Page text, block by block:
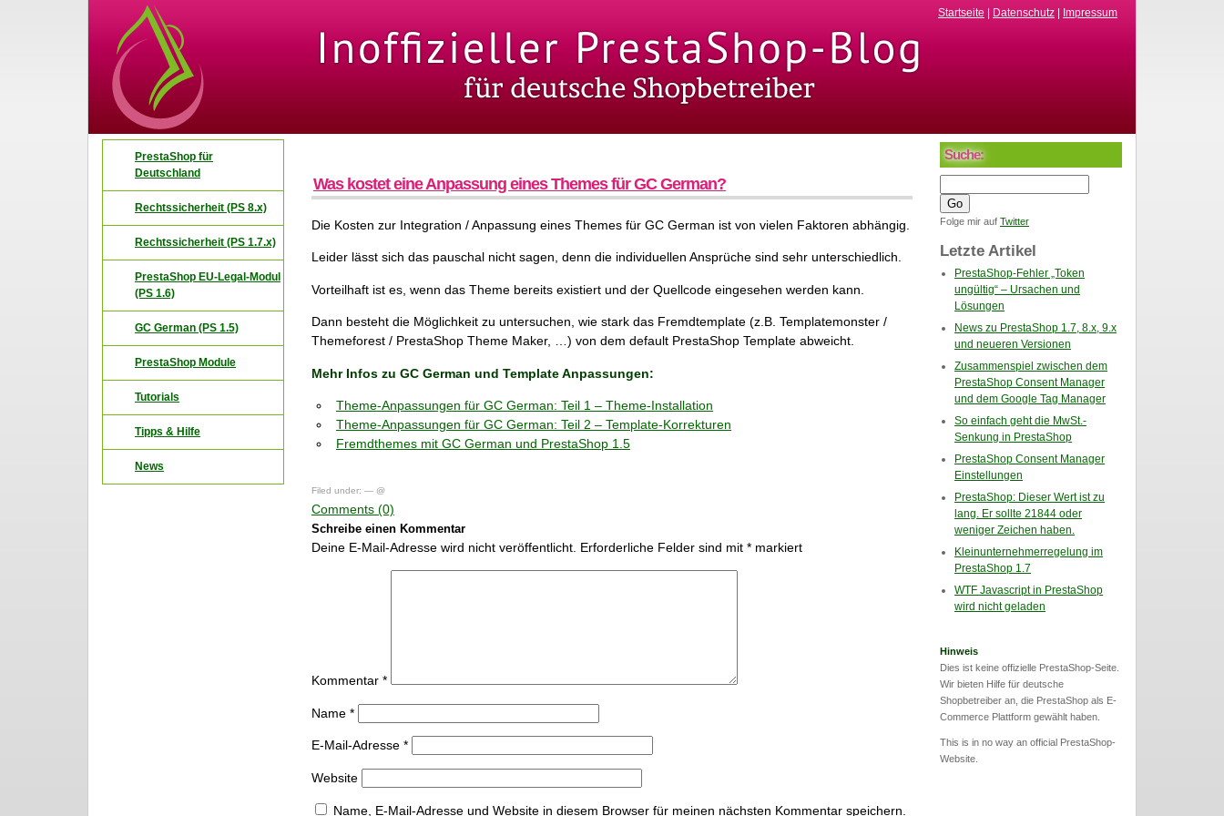
Startseite Datenschutz Impressum
Was kostet eine Anpassung eines Themes für GC German?
Die Kosten zur Integration / Anpassung eines Themes für GC German ist von vielen Faktoren abhängig.
Leider lässt sich das pauschal nicht sagen, denn die individuellen Ansprüche sind sehr unterschiedlich.
Vorteilhaft ist es, wenn das Theme bereits existiert und der Quellcode eingesehen werden kann.
Dann besteht die Möglichkeit zu untersuchen, wie stark das Fremdtemplate (z.B. Templatemonster /
Themeforest / PrestaShop Theme Maker, …) von dem default PrestaShop Template abweicht.
Mehr Infos zu GC German und Template Anpassungen:
Theme-Anpassungen für GC German: Teil 1 – Theme-Installation
Theme-Anpassungen für GC German: Teil 2 – Template-Korrekturen
Fremdthemes mit GC German und PrestaShop 1.5
Filed under: — @
Comments (0)
Schreibe einen Kommentar
Deine E-Mail-Adresse wird nicht veröffentlicht. Erforderliche Felder sind mit * markiert
Kommentar *
Name *
E-Mail-Adresse *
Website
Name, E-Mail-Adresse und Website in diesem Browser für meinen nächsten Kommentar speichern.
PrestaShop für
Deutschland
Rechtssicherheit (PS 8.x)
Rechtssicherheit (PS 1.7.x)
PrestaShop EU-Legal-Modul
(PS 1.6)
GC German (PS 1.5)
PrestaShop Module
Tutorials
Tipps & Hilfe
News
Suche:
Folge mir auf Twitter
Letzte Artikel
PrestaShop-Fehler „Token
ungültig“ – Ursachen und
Lösungen
News zu PrestaShop 1.7, 8.x, 9.x
und neueren Versionen
Zusammenspiel zwischen dem
PrestaShop Consent Manager
und dem Google Tag Manager
So einfach geht die MwSt.-
Senkung in PrestaShop
PrestaShop Consent Manager
Einstellungen
PrestaShop: Dieser Wert ist zu
lang. Er sollte 21844 oder
weniger Zeichen haben.
Kleinunternehmerregelung im
PrestaShop 1.7
WTF Javascript in PrestaShop
wird nicht geladen
Hinweis
Dies ist keine offizielle PrestaShop-Seite.
Wir bieten Hilfe für deutsche
Shopbetreiber an, die PrestaShop als E-
Commerce Plattform gewählt haben.
This is in no way an official PrestaShop-
Website.